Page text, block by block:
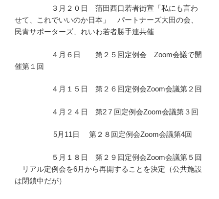
３月２０日 蒲田西口若者街宣「私にも言わ
せて、これでいいのか日本」 パートナーズ大田の会、
民青サポーターズ、れいわ若者勝手連共催
４月６日 第２５回定例会 Zoom会議で開
催第１回
４月１５日 第２６回定例会Zoom会議第２回
４月２４日 第2７回定例会Zoom会議第３回
5月11日 第２８回定例会Zoom会議第4回
５月１８日 第２９回定例会Zoom会議第５回
リアル定例会を6月から再開することを決定（公共施設
は閉鎖中だが）